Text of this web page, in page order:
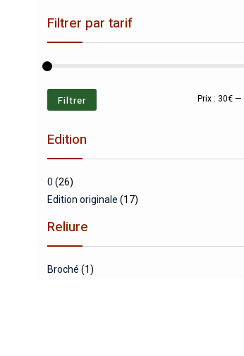
Filtrer par tarif
Filtrer Prix : 30€ —
Edition
0 (26)
Edition originale (17)
Reliure
Broché (1)